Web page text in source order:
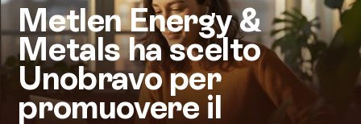
Metlen Energy &
Metals ha scelto
Unobravo per
promuovere il